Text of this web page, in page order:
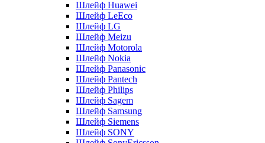
Шлейф Huawei
Шлейф LeEco
Шлейф LG
Шлейф Meizu
Шлейф Motorola
Шлейф Nokia
Шлейф Panasonic
Шлейф Pantech
Шлейф Philips
Шлейф Sagem
Шлейф Samsung
Шлейф Siemens
Шлейф SONY